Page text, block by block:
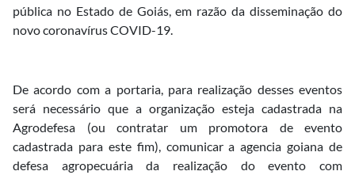
pública no Estado de Goiás, em razão da disseminação do
novo coronavírus COVID-19.
De acordo com a portaria, para realização desses eventos
será necessário que a organização esteja cadastrada na
Agrodefesa (ou contratar um promotora de evento
cadastrada para este fim), comunicar a agencia goiana de
defesa agropecuária da realização do evento com